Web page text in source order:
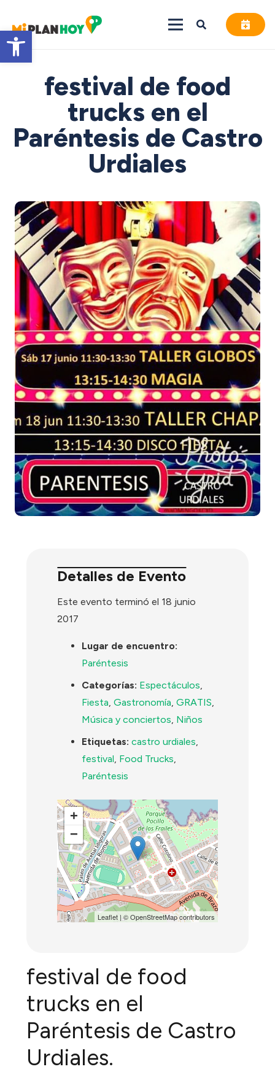
Abrir barra de herramientas
festival de food
trucks en el
Paréntesis de Castro
Urdiales
Detalles de Evento
Este evento terminó el 18 junio
2017
Lugar de encuentro:
Paréntesis
Categorías: Espectáculos,
Fiesta,Gastronomía,GRATIS,
Música y conciertos, Niños
Etiquetas: castro urdiales,
festival, Food Trucks,
Paréntesis
+
−
Leaflet| ©OpenStreetMapcontributors
festival de food
trucks en el
Paréntesis de Castro
Urdiales.